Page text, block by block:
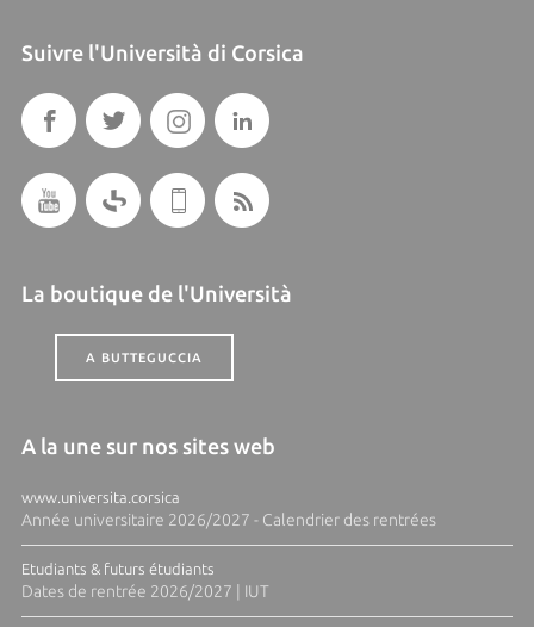
Suivre l'Università di Corsica
La boutique de l'Università
A BUTTEGUCCIA
A la une sur nos sites web
www.universita.corsica
Année universitaire 2026/2027 - Calendrier des rentrées
Etudiants & futurs étudiants
Dates de rentrée 2026/2027 | IUT